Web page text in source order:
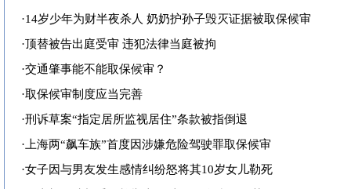
·14岁少年为财半夜杀人 奶奶护孙子毁灭证据被取保候审
·顶替被告出庭受审 违犯法律当庭被拘
·交通肇事能不能取保候审？
·取保候审制度应当完善
·刑诉草案“指定居所监视居住”条款被指倒退
· 上海两“飙车族”首度因涉嫌危险驾驶罪取保候审
·女子因与男友发生感情纠纷怒将其10岁女儿勒死